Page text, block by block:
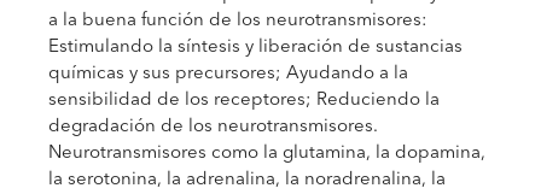
a la buena función de los neurotransmisores:
Estimulando la síntesis y liberación de sustancias
químicas y sus precursores; Ayudando a la
sensibilidad de los receptores; Reduciendo la
degradación de los neurotransmisores.
Neurotransmisores como la glutamina, la dopamina,
la serotonina, la adrenalina, la noradrenalina, la